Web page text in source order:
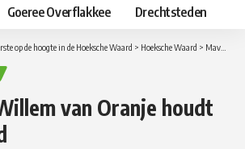
aanpassen
Goeree Overflakkee Drechtsteden
op de hoogte in de Hoeksche Waard > Hoeksche Waard > Mavo CSG Willem van Oranje houdt Open Avond
van Oranje houdt